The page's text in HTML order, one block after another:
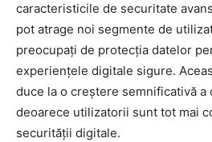
caracteristicile de securitate
pot atrage noi segmente de
preocupați de protecția datelor
experiențele digitale sigure.
duce la o creștere semnificativă a
deoarece utilizatorii sunt tot mai
securității digitale.